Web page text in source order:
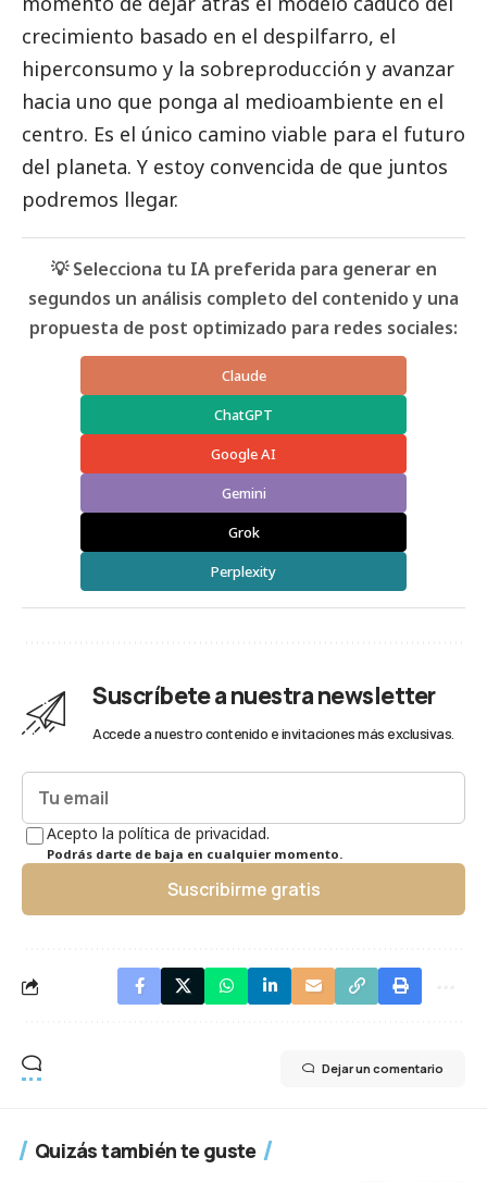
crecimiento basado en el despilfarro, el
hiperconsumo y la sobreproducción y avanzar
hacia uno que ponga al medioambiente en el
centro. Es el único camino viable para el futuro
del planeta. Y estoy convencida de que juntos
podremos llegar.
💡 Selecciona tu IA preferida para generar en
segundos un análisis completo del contenido y una
propuesta de post optimizado para redes sociales:
Claude
ChatGPT
Google AI
Gemini
Grok
Perplexity
Suscríbete a nuestra newsletter
Accede a nuestro contenido e invitaciones más exclusivas.
Acepto la política de privacidad.
Podrás darte de baja en cualquier momento.
Suscribirme gratis
Dejar un comentario
Quizás también te guste